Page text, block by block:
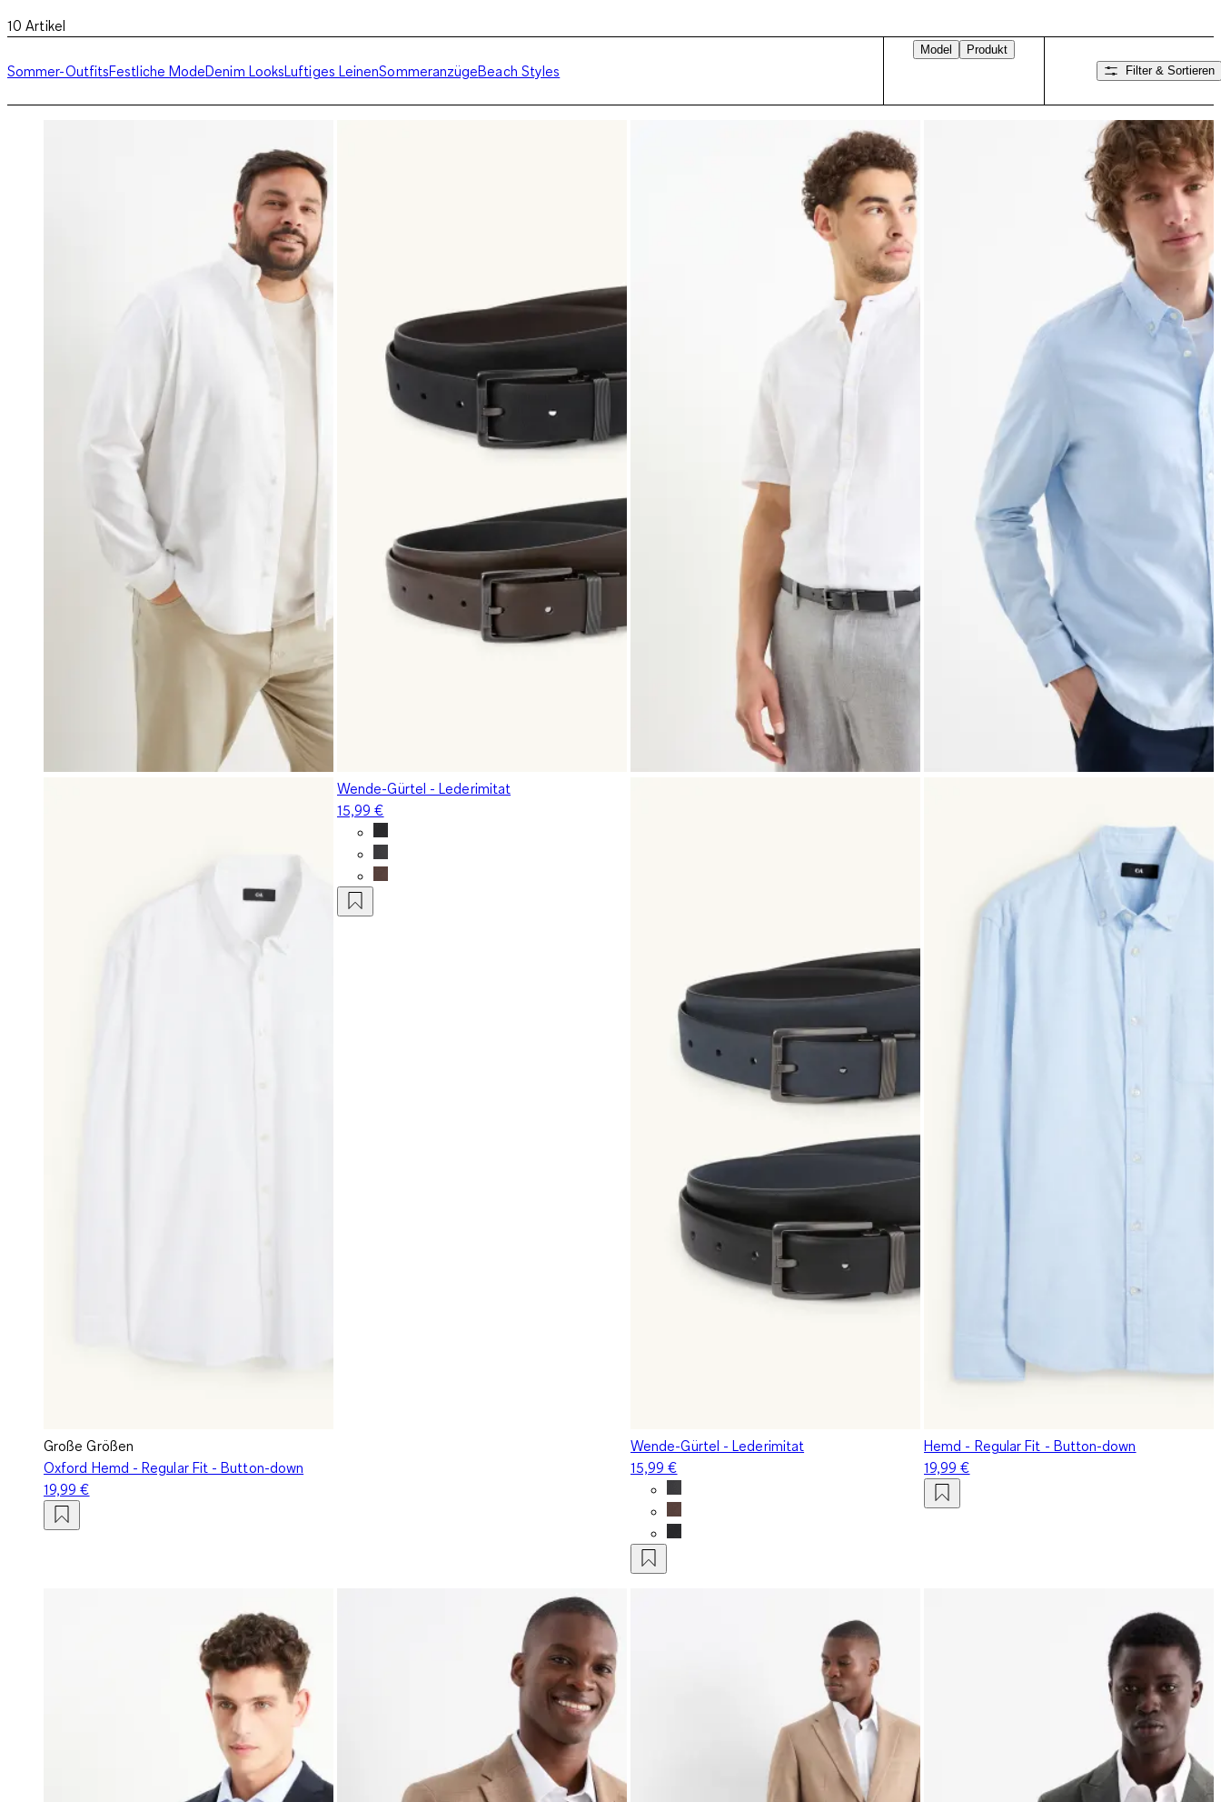
10 Artikel
Sommer-OutfitsFestliche ModeDenim LooksLuftiges LeinenSommeranzügeBeach Styles
Model
Produkt
Filter & Sortieren
Große Größen
Oxford Hemd - Regular Fit - Button-down
19,99 €
Wende-Gürtel - Lederimitat
15,99 €
Wende-Gürtel - Lederimitat
15,99 €
Hemd - Regular Fit - Button-down
19,99 €